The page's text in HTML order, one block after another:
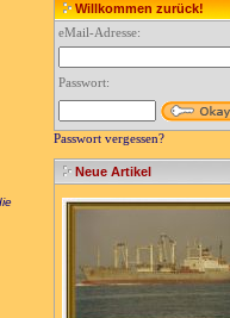
Willkommen zurück!
eMail-Adresse:
Passwort:
Passwort vergessen?
Neue Artikel